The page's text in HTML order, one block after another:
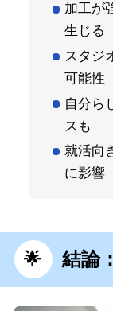
加工が
生じる
スタジ
可能性
自分ら
スも
就活向
に影響
結論